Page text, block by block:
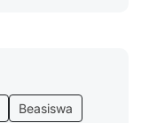
Beasiswa